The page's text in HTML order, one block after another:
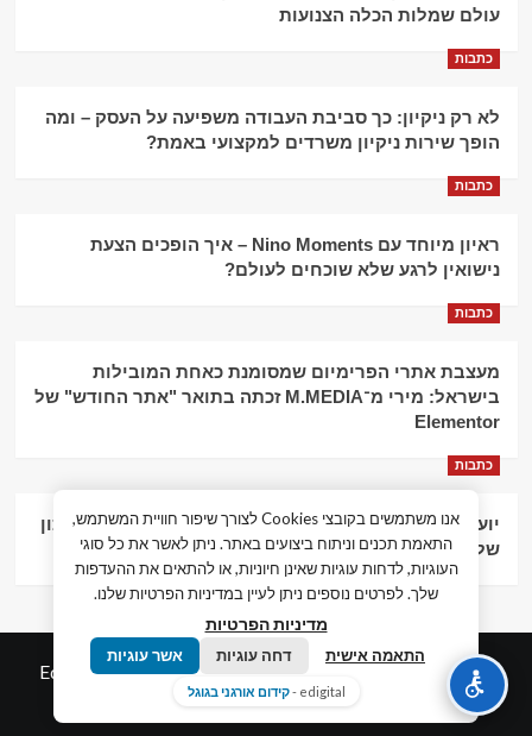
עולם שמלות הכלה הצנועות
כתבות
לא רק ניקיון: כך סביבת העבודה משפיעה על העסק – ומה
הופך שירות ניקיון משרדים למקצועי באמת?
כתבות
ראיון מיוחד עם Nino Moments – איך הופכים הצעת
נישואין לרגע שלא שוכחים לעולם?
כתבות
מעצבת אתרי הפרימיום שמסומנת כאחת המובילות
בישראל: מירי מ־M.MEDIA זכתה בתואר "אתר החודש" של
Elementor
כתבות
יועץ עסקי וליווי פיננסי – הדרך לצמיחה כלכלית וניהול נכון
של העסק
© כל הזכויות שמורות חדשות המאה ה-21 |
Edigital.co.ilby
אלימלך דיגיטל.
אנו משתמשים בקובצי Cookies לצורך שיפור חוויית המשתמש,
התאמת תכנים וניתוח ביצועים באתר. ניתן לאשר את כל סוגי
העוגיות, לדחות עוגיות שאינן חיוניות, או להתאים את ההעדפות
שלך. לפרטים נוספים ניתן לעיין במדיניות הפרטיות שלנו.
מדיניות הפרטיות
התאמה אישית דחה עוגיות אשר עוגיות
edigital - קידום אורגני בגוגל